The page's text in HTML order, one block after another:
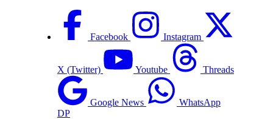
Facebook Instagram
X (Twitter) Youtube Threads
Google News
WhatsApp
DP